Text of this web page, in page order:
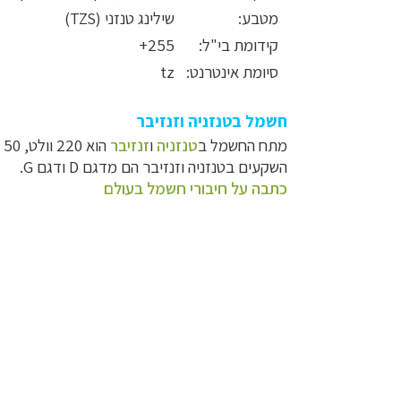
מטבע:
שילינג טנזני (TZS
)
קידומת בי"ל:
255+
סיומת אינטרנט:
tz
חשמל בטנזניה וזנזיבר
מתח החשמל בטנזניה וזנזיבר הוא 220 וולט, 50 הרץ.
השקעים בטנזניה וזנזיבר הם מדגם D ודגם G.
כתבה על חיבורי חשמל בעולם